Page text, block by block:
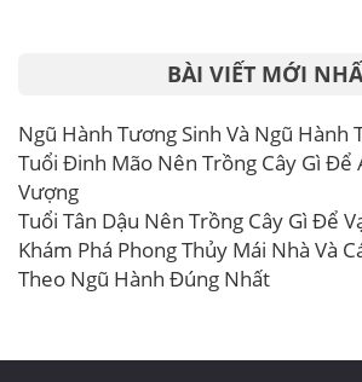
BÀI VIẾT MỚI
Ngũ Hành Tương Sinh Và Ngũ Hành
Tuổi Đinh Mão Nên Trồng Cây Gì Để
Vượng
Tuổi Tân Dậu Nên Trồng Cây Gì Để
Khám Phá Phong Thủy Mái Nhà Và
Theo Ngũ Hành Đúng Nhất